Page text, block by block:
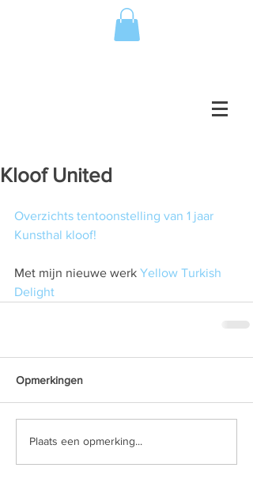
Kloof United
Overzichts tentoonstelling van 1 jaar
Kunsthal kloof!
Met mijn nieuwe werk Yellow Turkish
Delight
Opmerkingen
Plaats een opmerking...